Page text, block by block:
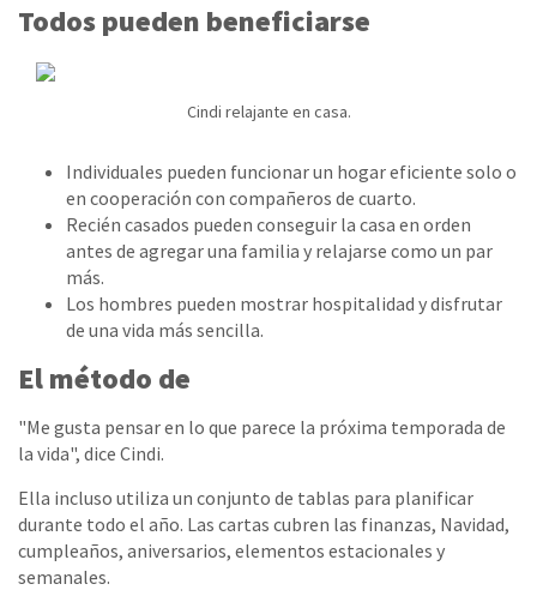
Todos pueden beneficiarse
Cindi relajante en casa.
Individuales pueden funcionar un hogar eficiente solo o
en cooperación con compañeros de cuarto.
Recién casados pueden conseguir la casa en orden
antes de agregar una familia y relajarse como un par
más.
Los hombres pueden mostrar hospitalidad y disfrutar
de una vida más sencilla.
El método de
"Me gusta pensar en lo que parece la próxima temporada de
la vida", dice Cindi.
Ella incluso utiliza un conjunto de tablas para planificar
durante todo el año. Las cartas cubren las finanzas, Navidad,
cumpleaños, aniversarios, elementos estacionales y
semanales.